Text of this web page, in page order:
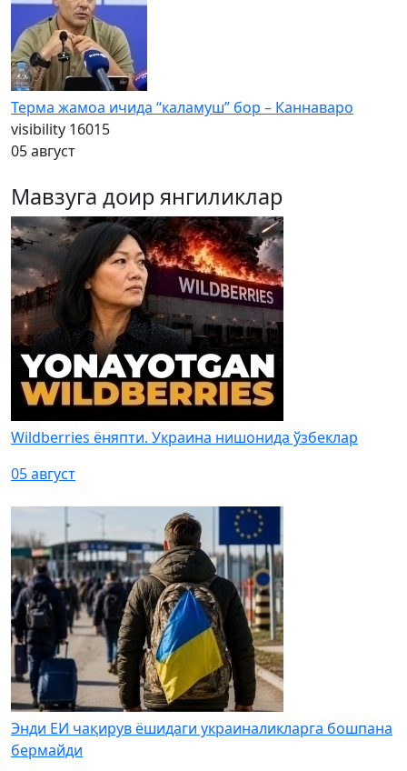
Терма жамоа ичида “каламуш” бор – Каннаваро
visibility 16015
05 август
Мавзуга доир янгиликлар
Wildberries ёняпти. Украина нишонида ўзбеклар
05 август
Энди ЕИ чақирув ёшидаги украиналикларга бошпана
бермайди